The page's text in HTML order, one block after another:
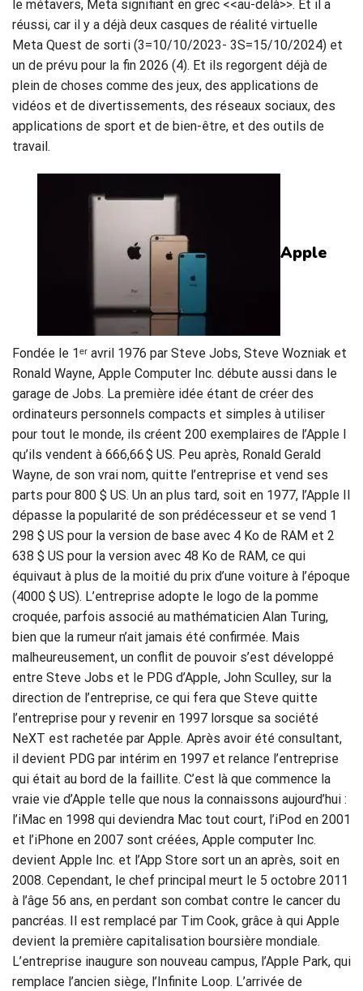
le métavers, Meta signifiant en grec <<au-delà>>. Et il a
réussi, car il y a déjà deux casques de réalité virtuelle
Meta Quest de sorti (3=10/10/2023- 3S=15/10/2024) et
un de prévu pour la fin 2026 (4). Et ils regorgent déjà de
plein de choses comme des jeux, des applications de
vidéos et de divertissements, des réseaux sociaux, des
applications de sport et de bien-être, et des outils de
travail.
Apple
Fondée le 1ᵉʳ avril 1976 par Steve Jobs, Steve Wozniak et
Ronald Wayne, Apple Computer Inc. débute aussi dans le
garage de Jobs. La première idée étant de créer des
ordinateurs personnels compacts et simples à utiliser
pour tout le monde, ils créent 200 exemplaires de l’Apple I
qu’ils vendent à 666,66 $ US. Peu après, Ronald Gerald
Wayne, de son vrai nom, quitte l’entreprise et vend ses
parts pour 800 $ US. Un an plus tard, soit en 1977, l’Apple II
dépasse la popularité de son prédécesseur et se vend 1
298 $ US pour la version de base avec 4 Ko de RAM et 2
638 $ US pour la version avec 48 Ko de RAM, ce qui
équivaut à plus de la moitié du prix d’une voiture à l’époque
(4000 $ US). L’entreprise adopte le logo de la pomme
croquée, parfois associé au mathématicien Alan Turing,
bien que la rumeur n’ait jamais été confirmée. Mais
malheureusement, un conflit de pouvoir s’est développé
entre Steve Jobs et le PDG d’Apple, John Sculley, sur la
direction de l’entreprise, ce qui fera que Steve quitte
l’entreprise pour y revenir en 1997 lorsque sa société
NeXT est rachetée par Apple. Après avoir été consultant,
il devient PDG par intérim en 1997 et relance l’entreprise
qui était au bord de la faillite. C’est là que commence la
vraie vie d’Apple telle que nous la connaissons aujourd’hui :
l’iMac en 1998 qui deviendra Mac tout court, l’iPod en 2001
et l’iPhone en 2007 sont créées, Apple computer Inc.
devient Apple Inc. et l’App Store sort un an après, soit en
2008. Cependant, le chef principal meurt le 5 octobre 2011
à l’âge 56 ans, en perdant son combat contre le cancer du
pancréas. Il est remplacé par Tim Cook, grâce à qui Apple
devient la première capitalisation boursière mondiale.
L’entreprise inaugure son nouveau campus, l’Apple Park, qui
remplace l’ancien siège, l’Infinite Loop. L’arrivée de